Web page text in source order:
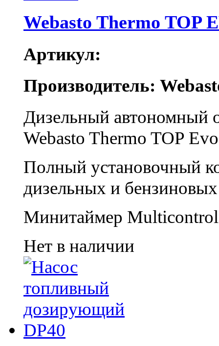
Webasto Thermo TOP
Артикул:
Производитель:
Дизельный автономный
Webasto Thermo TOP
Полный установочный
дизельных и
Минитаймер Multicontrol
Нет в наличии